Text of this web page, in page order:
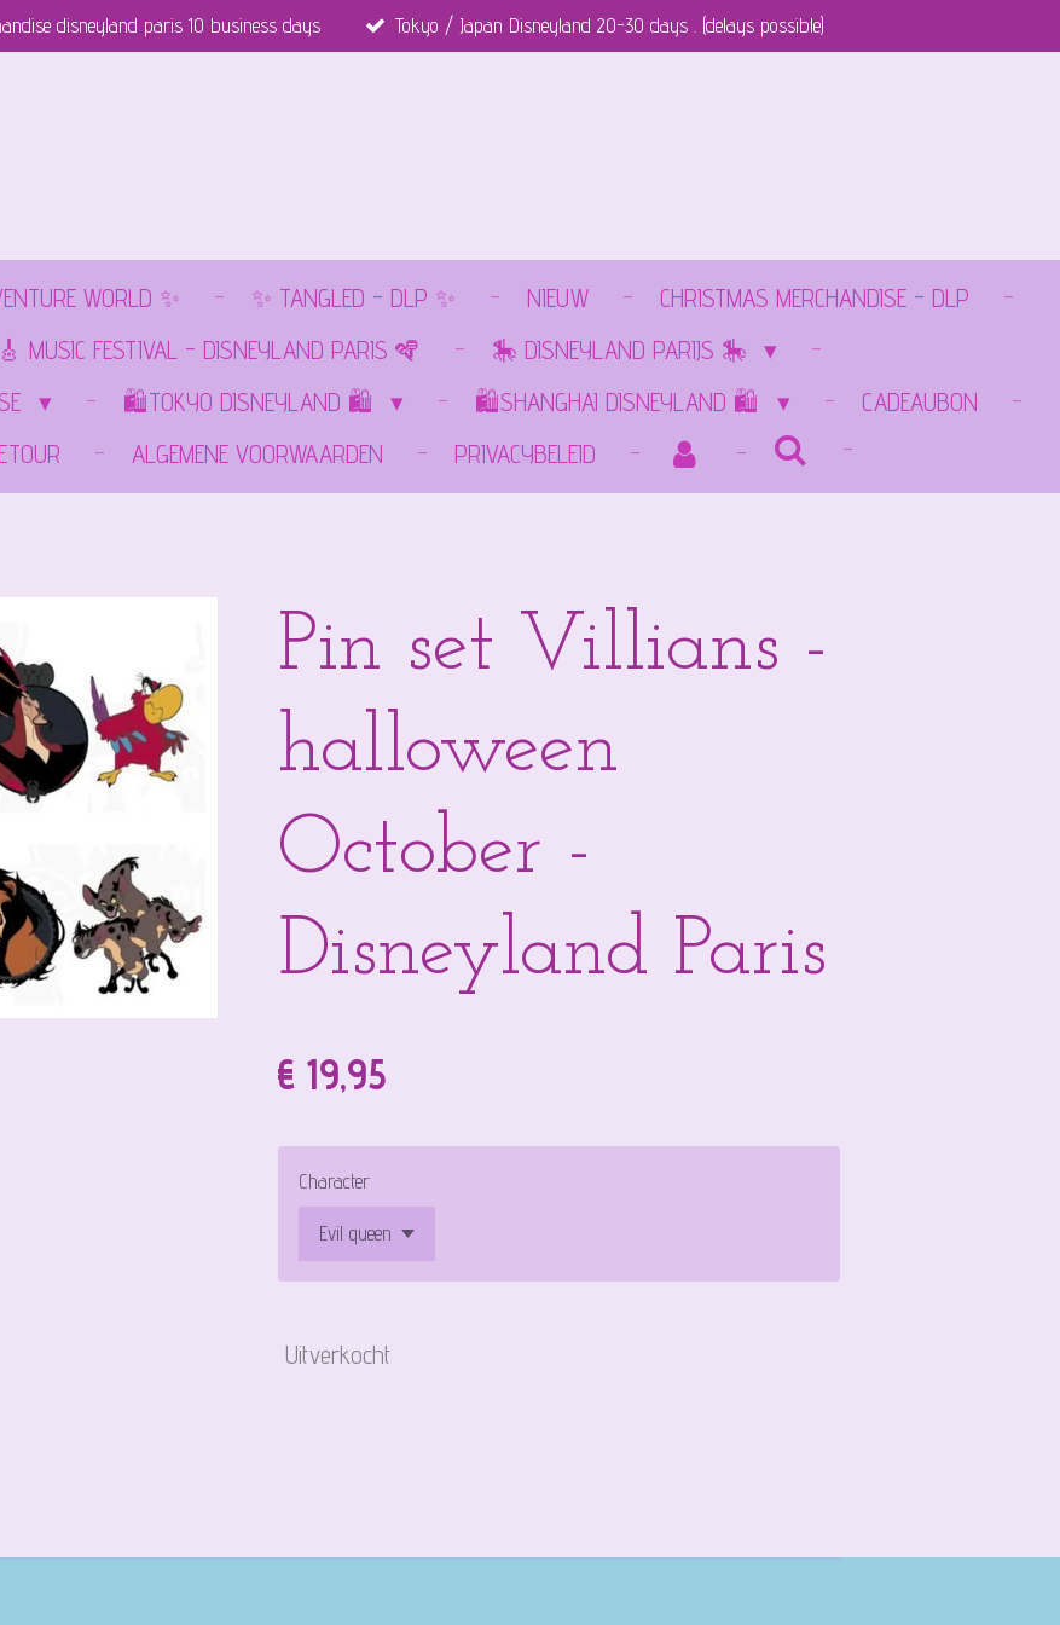
disneyland paris 10 business days Tokyo / Japan Disneyland 20-30 days . (delays possible)
WORLD ✨ ✨ TANGLED - DLP ✨ NIEUW
CHRISTMAS MERCHANDISE - DLP
🎸 MUSIC FESTIVAL - DISNEYLAND PARIS 🪇
🎠 DISNEYLAND PARIJS 🎠
🛍️TOKYO DISNEYLAND 🛍️ 🛍️SHANGHAI DISNEYLAND 🛍️
CADEAUBON
ALGEMENE VOORWAARDEN PRIVACYBELEID
Pin set Villians -
halloween
October -
Disneyland Paris
€ 19,95
Character
Uitverkocht